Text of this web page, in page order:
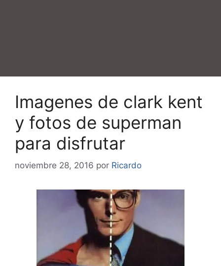
Imagenes de clark kent
y fotos de superman
para disfrutar
noviembre 28, 2016 por Ricardo